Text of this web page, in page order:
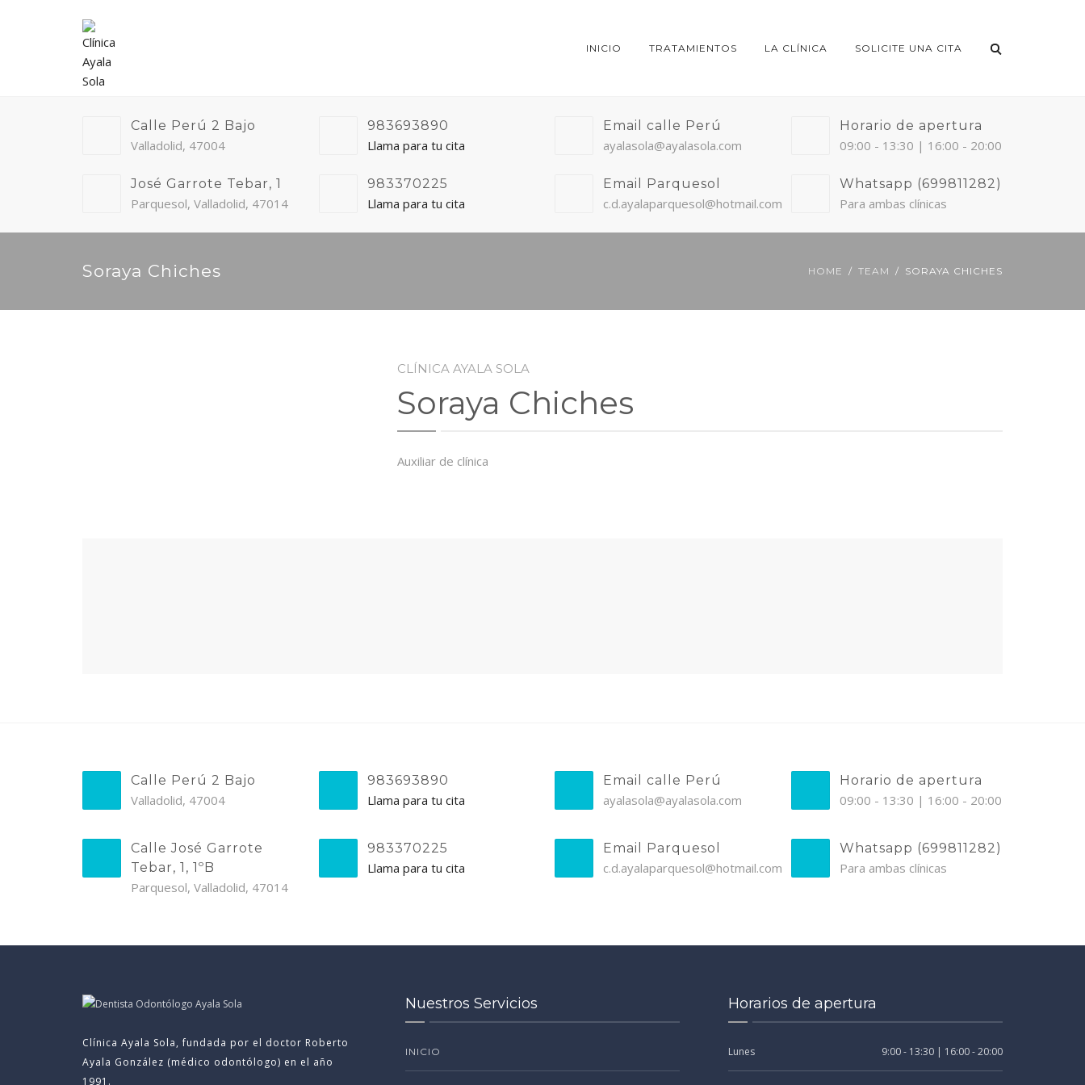
INICIO TRATAMIENTOS LA CLÍNICA SOLICITE UNA CITA
Calle Perú 2 Bajo
Valladolid, 47004
983693890
Llama para tu cita
Email calle Perú
ayalasola@ayalasola.com
Horario de apertura
09:00 - 13:30 | 16:00 - 20:00
José Garrote Tebar, 1
Parquesol, Valladolid, 47014
983370225
Llama para tu cita
Email Parquesol
c.d.ayalaparquesol@hotmail.com
Whatsapp (699811282)
Para ambas clínicas
Soraya Chiches HOME TEAM SORAYA CHICHES
CLÍNICA AYALA SOLA
Soraya Chiches
Auxiliar de clínica
Calle Perú 2 Bajo
Valladolid, 47004
983693890
Llama para tu cita
Email calle Perú
ayalasola@ayalasola.com
Horario de apertura
09:00 - 13:30 | 16:00 - 20:00
Calle José Garrote
Tebar, 1, 1ºB
Parquesol, Valladolid, 47014
983370225
Llama para tu cita
Email Parquesol
c.d.ayalaparquesol@hotmail.com
Whatsapp (699811282)
Para ambas clínicas
Clínica Ayala Sola, fundada por el doctor Roberto
Ayala González (médico odontólogo) en el año
1991.
Nuestros Servicios
INICIO
Horarios de apertura
Lunes 9:00 - 13:30 | 16:00 - 20:00